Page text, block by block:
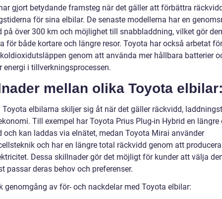
gjort betydande framsteg när det gäller att förbättra
för sina elbilar. De senaste modellerna har en
på över 300 km och möjlighet till snabbladdning, vilket gör
för både kortare och längre resor. Toyota har också arbetat
genom att använda mer hållbara batterier
energi i tillverkningsprocessen.
mellan olika Toyota
Toyota elbilarna skiljer sig åt när det gäller räckvidd,
Till exempel har Toyota Prius Plug-in Hybrid en längre
och kan laddas via elnätet, medan Toyota Mirai använder
och har en längre total räckvidd genom att
Dessa skillnader gör det möjligt för kunder att välja
passar deras behov och preferenser.
genomgång av för- och nackdelar med Toyota elbilar: